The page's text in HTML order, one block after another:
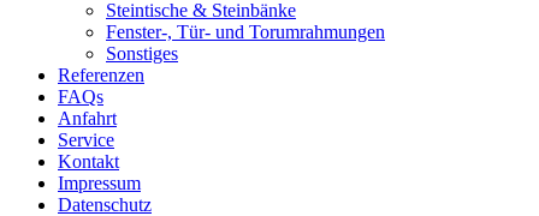
Steintische & Steinbänke
Fenster-, Tür- und Torumrahmungen
Sonstiges
Referenzen
FAQs
Anfahrt
Service
Kontakt
Impressum
Datenschutz